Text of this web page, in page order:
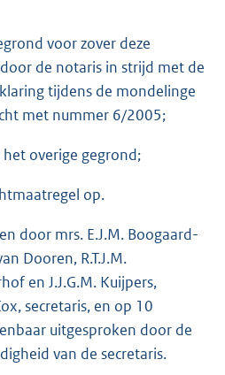
voor zover deze
de notaris in strijd met de
tijdens de mondelinge
met nummer 6/2005;
overige gegrond;
op.
door mrs. E.J.M. Boogaard-
Dooren, R.T.J.M.
en J.J.G.M. Kuijpers,
secretaris, en op 10
uitgesproken door de
van de secretaris.